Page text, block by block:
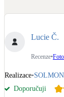
Lucie Č.
Recenze•
Realizace•
Doporučuji